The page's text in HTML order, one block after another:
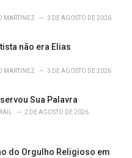
MARTINEZ 3 DE AGOSTO DE 2026
não era Elias
MARTINEZ 3 DE AGOSTO DE 2026
Sua Palavra
2 DE AGOSTO DE 2026
do Orgulho Religioso em